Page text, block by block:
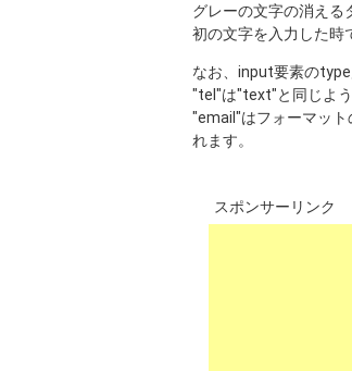
グレーの文字の消える
初の文字を入力した時
なお、input要素の
"tel"は"text"と同じよう
"email"はフォーマット
れます。
スポンサーリンク